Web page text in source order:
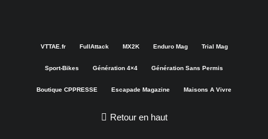
VTTAE.fr FullAttack MX2K Enduro Mag Trial Mag
Sport-Bikes Génération 4×4 Génération Sans Permis
Boutique CPPRESSE Escapade Magazine Maisons A Vivre
Retour en haut